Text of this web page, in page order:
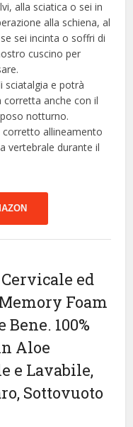
alla sciatica o sei in
alla schiena, al
sei incinta o soffri di
cuscino per
sciatalgia e potrà
anche con il
notturno.
corretto allineamento
vertebrale durante il
ed
Foam
100%
Aloe
e Lavabile,
Sottovuoto